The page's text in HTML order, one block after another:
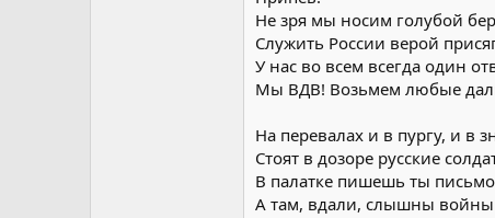
Не зря мы носим голубой
Служить России верой
У нас во всем всегда один
Мы ВДВ! Возьмем любые
На перевалах и в пургу, и в
Стоят в дозоре русские
В палатке пишешь ты
А там, вдали, слышны войны